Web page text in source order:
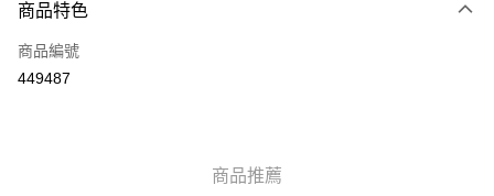
信用卡
Apple Pay
商品特色
商品編號
449487
商品推薦